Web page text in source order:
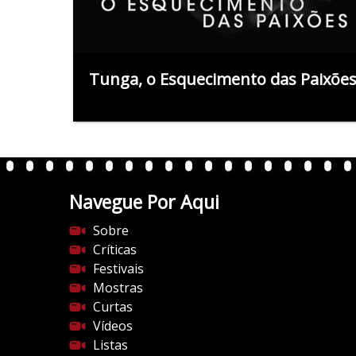
Tunga, o Esquecimento das Paixões
Navegue Por Aqui
Sobre
Críticas
Festivais
Mostras
Curtas
Vídeos
Listas